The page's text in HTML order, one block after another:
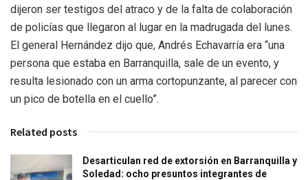
dijeron ser testigos del atraco y de la falta de colaboración
de policías que llegaron al lugar en la madrugada del lunes.
El general Hernández dijo que, Andrés Echavarría era “una
persona que estaba en Barranquilla, sale de un evento, y
resulta lesionado con un arma cortopunzante, al parecer con
un pico de botella en el cuello”.
Related posts
Desarticulan red de extorsión en Barranquilla y
Soledad: ocho presuntos integrantes de